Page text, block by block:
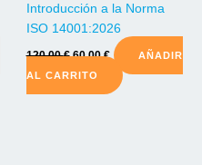
Introducción a la Norma
ISO 14001:2026
120,00€ El
original
era:
60,00€El
actual
es:
AÑADIR
AL CARRITO